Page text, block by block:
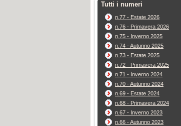
Tutti i numeri
n.77 - Estate 2026
n.76 - Primavera 2026
n.75 - Inverno 2025
n.74 - Autunno 2025
n.73 - Estate 2025
n.72 - Primavera 2025
n.71 - Inverno 2024
n.70 - Autunno 2024
n.69 - Estate 2024
n.68 - Primavera 2024
n.67 - Inverno 2023
n.66 - Autunno 2023